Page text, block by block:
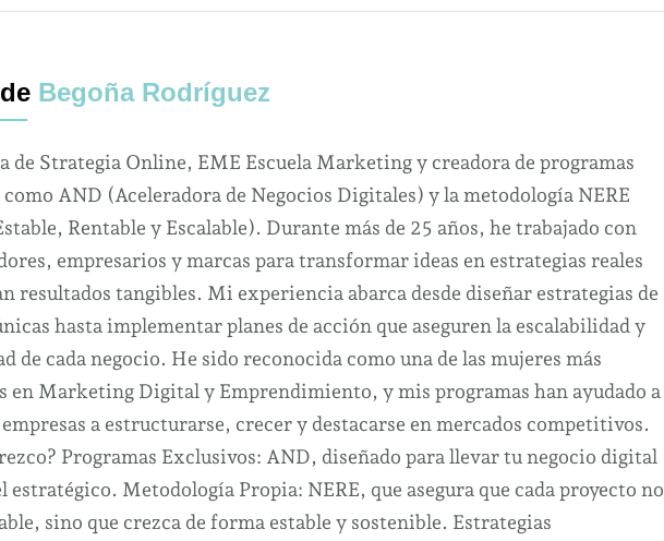
Begoña Rodríguez
de Strategia Online, EME Escuela Marketing y creadora de programas
AND (Aceleradora de Negocios Digitales) y la metodología NERE
Rentable y Escalable). Durante más de 25 años, he trabajado con
empresarios y marcas para transformar ideas en estrategias reales
resultados tangibles. Mi experiencia abarca desde diseñar estrategias de
hasta implementar planes de acción que aseguren la escalabilidad y
de cada negocio. He sido reconocida como una de las mujeres más
en Marketing Digital y Emprendimiento, y mis programas han ayudado a
a estructurarse, crecer y destacarse en mercados competitivos.
Programas Exclusivos: AND, diseñado para llevar tu negocio digital
estratégico. Metodología Propia: NERE, que asegura que cada proyecto no
sino que crezca de forma estable y sostenible. Estrategias